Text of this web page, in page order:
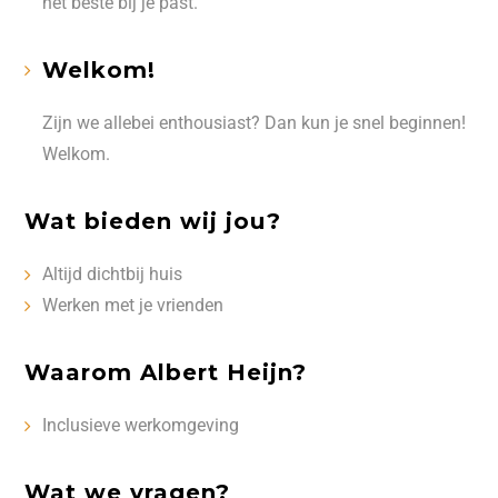
Welkom!
Zijn we allebei enthousiast? Dan kun je snel beginnen!
Welkom.
Wat bieden wij jou?
Altijd dichtbij huis
Werken met je vrienden
Waarom Albert Heijn?
Inclusieve werkomgeving
Wat we vragen?